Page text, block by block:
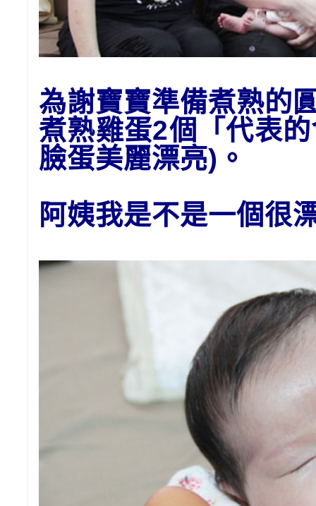
為謝寶寶準備煮熟的
煮熟雞蛋2個「代表
臉蛋美麗漂亮)。
阿姨我是不是一個很